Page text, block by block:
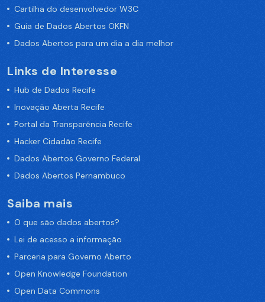
Cartilha do desenvolvedor W3C
Guia de Dados Abertos OKFN
Dados Abertos para um dia a dia melhor
Links de Interesse
Hub de Dados Recife
Inovação Aberta Recife
Portal da Transparência Recife
Hacker Cidadão Recife
Dados Abertos Governo Federal
Dados Abertos Pernambuco
Saiba mais
O que são dados abertos?
Lei de acesso a informação
Parceria para Governo Aberto
Open Knowledge Foundation
Open Data Commons